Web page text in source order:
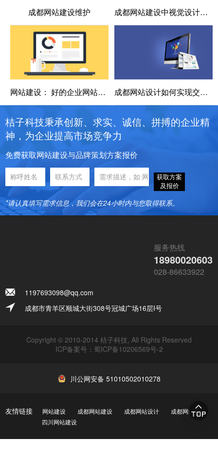
成都网站建设维护 成都网站建设中视觉设计的6大要素
网站建设： 好的企业网站建设有哪些好处 成都网站设计如何实现交互式设计
桔子科技秉承创新、求实、诚信、拼搏的企业精
神，为企业提高市场竞争力
免费获取网站建设与品牌策划方案报价
获取方案
及报价
*请认真填写需求信息，我们会在24小时内与您取得联系。
服务热线
18980020603
028-86633922
1197693098@qq.com
成都市青羊区顺城大街308号冠城广场16层I号
Copyright © 2010-2014 桔子科技, All Rights Reserved
ICP备案号： 蜀ICP备10206569号-2
川公网安备 51010502010278
友情链接 网站建设 成都网站建设 成都网站设计
成都网站制作
四川网站建设